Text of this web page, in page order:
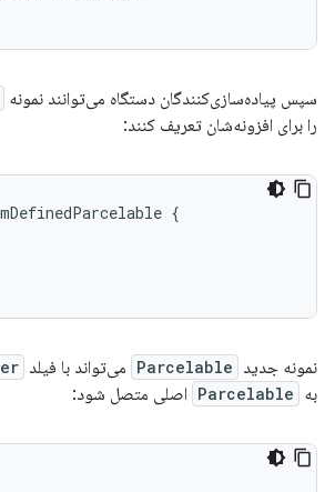
سپس پیاده‌سازی‌کنندگان دستگاه می‌توانند نمونه
را برای افزونه‌شان تعریف کنند:
{
نمونه جدید Parcelable می‌تواند با فیلد
به Parcelable اصلی متصل شود: